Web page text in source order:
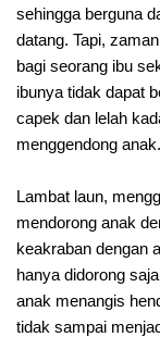
sehingga berguna
datang. Tapi,
bagi seorang ibu
ibunya tidak dapat
capek dan lelah
menggendong anak.
Lambat laun,
mendorong anak
keakraban dengan
hanya didorong
anak menangis
tidak sampai